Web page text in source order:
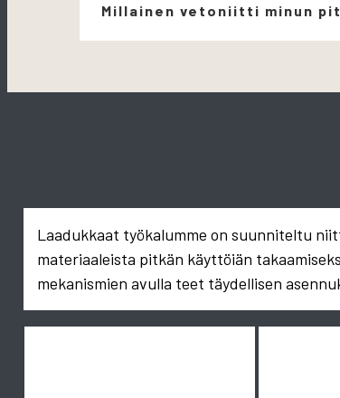
Millainen vetoniitti minun
Laadukkaat työkalumme on suunniteltu
materiaaleista pitkän käyttöiän
mekanismien avulla teet täydellisen